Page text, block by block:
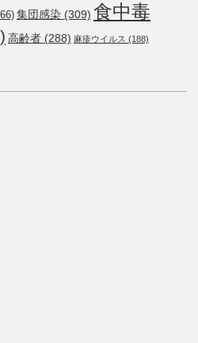
集団感染 (309) 食中毒
高齢者 (288) 麻疹ウイルス (188)